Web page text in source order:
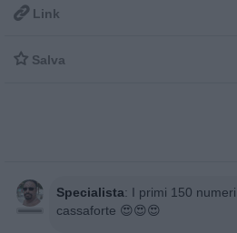
 Link
 Salva
Specialista: I primi 150
cassaforte 😍😍😍